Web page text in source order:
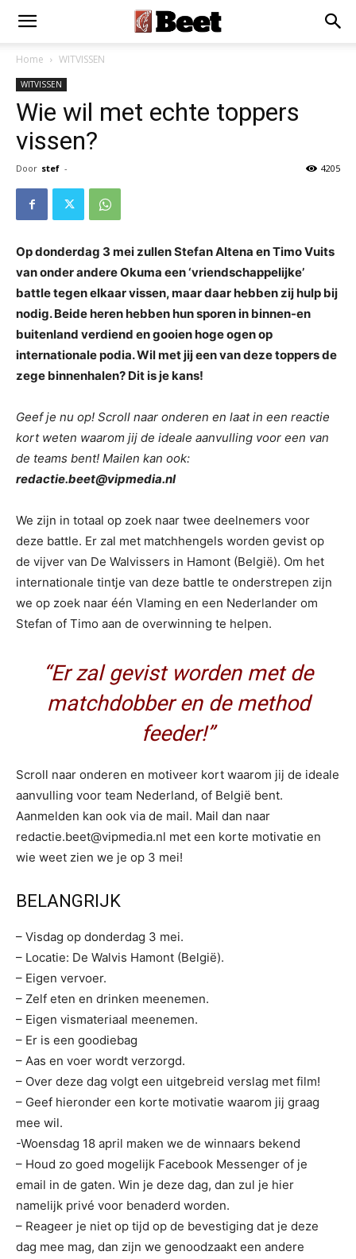
Home WITVISSEN
WITVISSEN
Wie wil met echte toppers
vissen?
Door stef - 4205
Op donderdag 3 mei zullen Stefan Altena en Timo Vuits
van onder andere Okuma een ‘vriendschappelijke’
battle tegen elkaar vissen, maar daar hebben zij hulp bij
nodig. Beide heren hebben hun sporen in binnen-en
buitenland verdiend en gooien hoge ogen op
internationale podia. Wil met jij een van deze toppers de
zege binnenhalen? Dit is je kans!
Geef je nu op! Scroll naar onderen en laat in een reactie
kort weten waarom jij de ideale aanvulling voor een van
de teams bent! Mailen kan ook:
redactie.beet@vipmedia.nl
We zijn in totaal op zoek naar twee deelnemers voor
deze battle. Er zal met matchhengels worden gevist op
de vijver van De Walvissers in Hamont (België). Om het
internationale tintje van deze battle te onderstrepen zijn
we op zoek naar één Vlaming en een Nederlander om
Stefan of Timo aan de overwinning te helpen.
“Er zal gevist worden met de
matchdobber en de method
feeder!”
Scroll naar onderen en motiveer kort waarom jij de ideale
aanvulling voor team Nederland, of België bent.
Aanmelden kan ook via de mail. Mail dan naar
redactie.beet@vipmedia.nl met een korte motivatie en
wie weet zien we je op 3 mei!
BELANGRIJK
– Visdag op donderdag 3 mei.
– Locatie: De Walvis Hamont (België).
– Eigen vervoer.
– Zelf eten en drinken meenemen.
– Eigen vismateriaal meenemen.
– Er is een goodiebag
– Aas en voer wordt verzorgd.
– Over deze dag volgt een uitgebreid verslag met film!
– Geef hieronder een korte motivatie waarom jij graag
mee wil.
-Woensdag 18 april maken we de winnaars bekend
– Houd zo goed mogelijk Facebook Messenger of je
email in de gaten. Win je deze dag, dan zul je hier
namelijk privé voor benaderd worden.
– Reageer je niet op tijd op de bevestiging dat je deze
dag mee mag, dan zijn we genoodzaakt een andere